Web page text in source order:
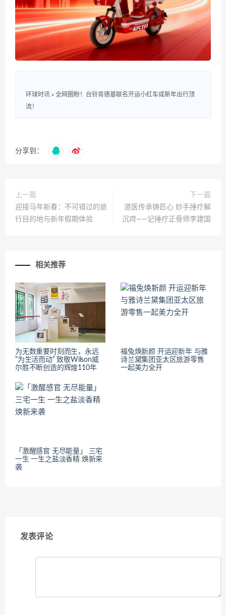
环球时讯 » 全网圈粉！台铃肯德基联名开运小红车成新年出行顶
流！
分享到：
上一篇
迎接马年新春：不可错过的旅
行目的地与新年假期体验
下一篇
道医传承铸匠心 妙手捶疗解
沉疴——记捶疗正骨师李建国
相关推荐
为无数重要时刻而生，永远
“为生活而动” 致敬Wilson威
尔胜不断创造的辉煌110年
福兔焕新颜 开运迎新年 与雅
诗兰黛集团亚太区旅游零售
一起美力全开
「激醒感官 无尽能量」 三宅
一生 一生之盐淡香精 焕新来
袭
发表评论